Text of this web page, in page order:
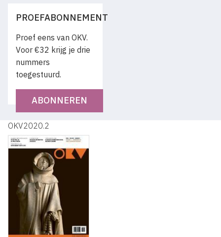
PROEFABONNEMENT
Proef eens van OKV.
Voor €32 krijg je drie
nummers
toegestuurd.
ABONNEREN
OKV2020.2